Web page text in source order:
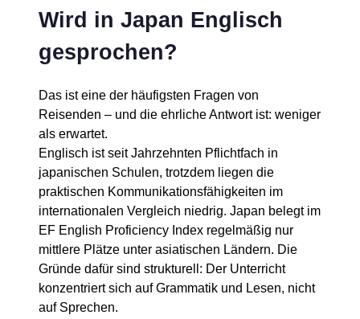
Wird in Japan Englisch
gesprochen?
Das ist eine der häufigsten Fragen von
Reisenden – und die ehrliche Antwort ist: weniger
als erwartet.
Englisch ist seit Jahrzehnten Pflichtfach in
japanischen Schulen, trotzdem liegen die
praktischen Kommunikationsfähigkeiten im
internationalen Vergleich niedrig. Japan belegt im
EF English Proficiency Index regelmäßig nur
mittlere Plätze unter asiatischen Ländern. Die
Gründe dafür sind strukturell: Der Unterricht
konzentriert sich auf Grammatik und Lesen, nicht
auf Sprechen.